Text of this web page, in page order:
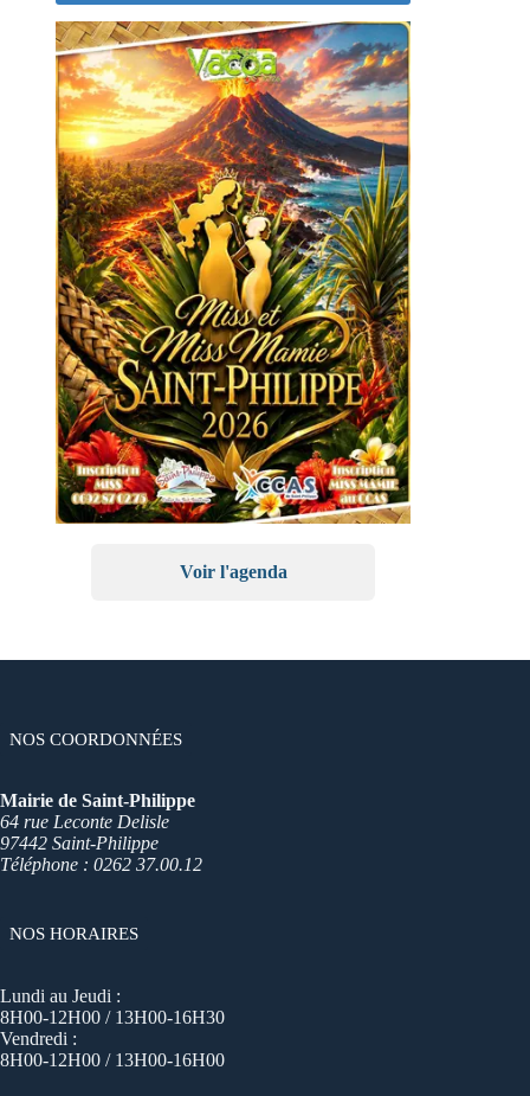
Voir l'agenda
NOS COORDONNÉES
Mairie de Saint-Philippe
64 rue Leconte Delisle
97442 Saint-Philippe
Téléphone : 0262 37.00.12
NOS HORAIRES
Lundi au Jeudi :
8H00-12H00 / 13H00-16H30
Vendredi :
8H00-12H00 / 13H00-16H00